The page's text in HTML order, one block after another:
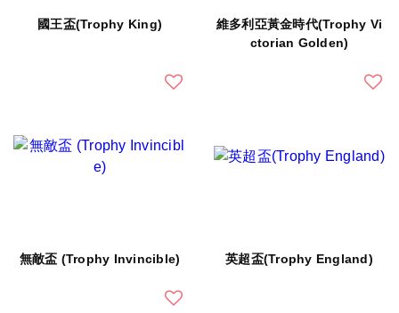
國王盃(Trophy King)
維多利亞黃金時代(Trophy Vi
ctorian Golden)
無敵盃 (Trophy Invincible) 英超盃(Trophy England)